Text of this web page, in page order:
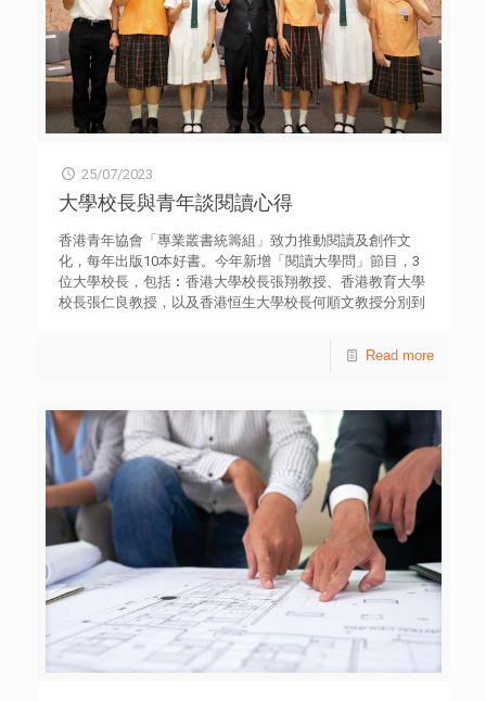
25/07/2023
大學校長與青年談閱讀心得
香港青年協會「專業叢書統籌組」致力推動閱讀及創作文
化，每年出版10本好書。今年新增「閱讀大學問」節目，3
位大學校長，包括︰香港大學校長張翔教授、香港教育大學
校長張仁良教授，以及香港恒生大學校長何順文教授分別到
聲書，籍此想像書中內容，增加學生的想像力。他向學生推
考模式) 。張認為獲取知識不限於閱讀，還在於如何消化內
容，並跳出傳統思維框架，以新的眼光看不同問題。他也向
學生推薦書籍 “How to Take Smart Notes: One Simple
Technique to Boost Writing, Learning and Thinking by
sonke ahrens”(中譯：卡片盒筆記) ，他說做好筆記是提高
閱讀效率的關鍵，如何把一本厚厚的書濃縮成一頁筆記的精
華，是一種重要的閱讀技能。 香港教育大學校長張仁良教
授與青年分享時，直言最愛閱讀武俠小說，例如《天龍八
部》、《笑傲江湖》，因為永不過時，並且有豐富的想像空
間，亦喜歡在睡前閱讀中國歷史書籍，能夠提升知識及充實
自己。對於大學課程引入大灣區元素，張仁良教授指自己見
證內地發展迅速，認為香港與大灣區可互補不足，本地青年
不應抗拒認識內地不同城市的文化和經濟發展，「多一個選
Read more